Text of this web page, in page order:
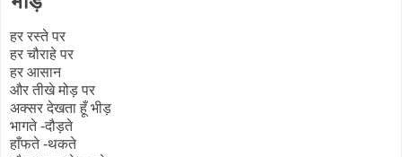
हर रस्ते पर
हर चौराहे पर
हर आसान
और तीखे मोड़ पर
अक्सर देखता हूँ भीड़
भागते -दौड़ते
हाँफते -थकते